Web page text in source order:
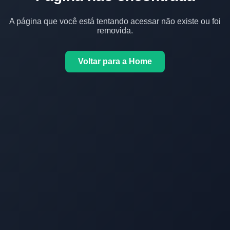
A página que você está tentando acessar não existe ou foi
removida.
Voltar para a Home